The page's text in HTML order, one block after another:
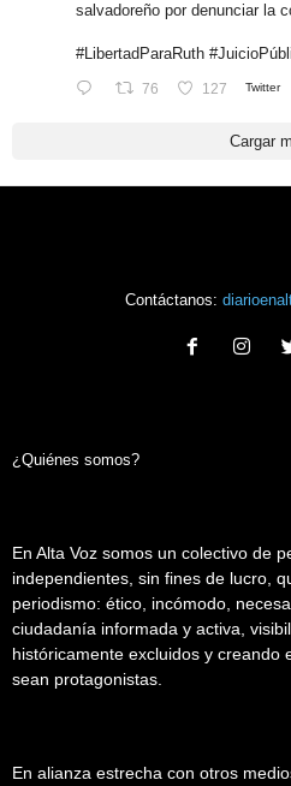
salvadoreño por denunciar la
#LibertadParaRuth
76 127 Twitter
Cargar
Contáctanos:
¿Quiénes somos?
En Alta Voz somos un colectivo de
independientes, sin fines de lucro,
periodismo: ético, incómodo,
ciudadanía informada y activa,
históricamente excluidos y creando
sean protagonistas.
En alianza estrecha con otros